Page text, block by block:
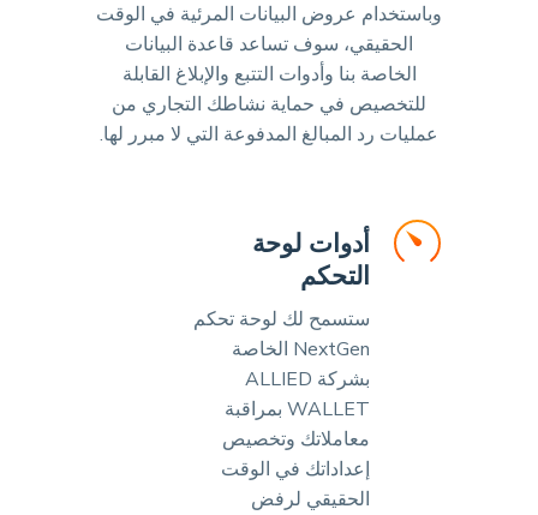
وباستخدام عروض البيانات المرئية في الوقت
الحقيقي، سوف تساعد قاعدة البيانات
الخاصة بنا وأدوات التتبع والإبلاغ القابلة
للتخصيص في حماية نشاطك التجاري من
عمليات رد المبالغ المدفوعة التي لا مبرر لها.
أدوات لوحة
التحكم
ستسمح لك لوحة تحكم
NextGen الخاصة
بشركة ALLIED
WALLET بمراقبة
معاملاتك وتخصيص
إعداداتك في الوقت
الحقيقي لرفض